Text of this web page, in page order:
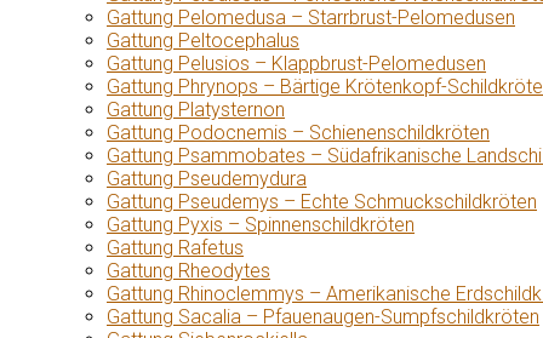
Gattung Pelomedusa – Starrbrust-Pelomedusen
Gattung Peltocephalus
Gattung Pelusios – Klappbrust-Pelomedusen
Gattung Phrynops – Bärtige Krötenkopf-
Gattung Platysternon
Gattung Podocnemis – Schienenschildkröten
Gattung Psammobates – Südafrikanische
Gattung Pseudemydura
Gattung Pseudemys – Echte Schmuckschildkröten
Gattung Pyxis – Spinnenschildkröten
Gattung Rafetus
Gattung Rheodytes
Gattung Rhinoclemmys – Amerikanische
Gattung Sacalia – Pfauenaugen-Sumpfschildkröten